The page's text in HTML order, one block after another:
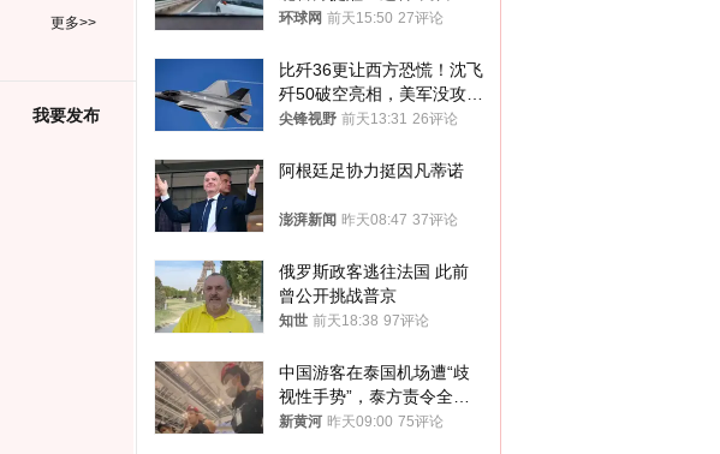
更多>>
我要发布
车”，太危险了
环球网 前天15:50 27评论
比歼36更让西方恐慌！沈飞
歼50破空亮相，美军没攻克
的技术被拿下
尖锋视野 前天13:31 26评论
阿根廷足协力挺因凡蒂诺
澎湃新闻 昨天08:47 37评论
俄罗斯政客逃往法国 此前
曾公开挑战普京
知世 前天18:38 97评论
中国游客在泰国机场遭“歧
视性手势”，泰方责令全面
调查，对责任人采取最严厉
新黄河 昨天09:00 75评论